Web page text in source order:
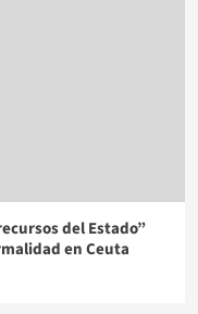
del Estado”
en Ceuta